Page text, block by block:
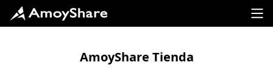
AmoyShare Tienda